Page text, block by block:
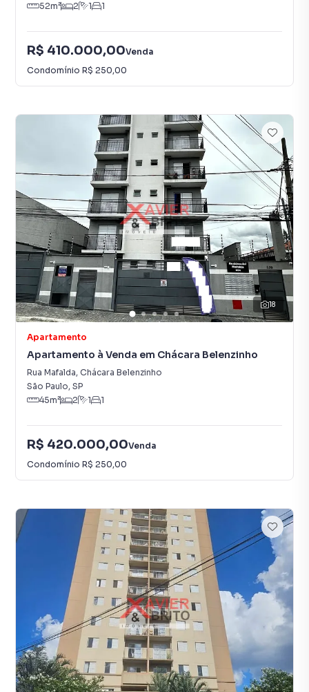
52m² 2 1 1
R$ 410.000,00Venda
Condomínio R$ 250,00
18
Apartamento
Apartamento à Venda em Chácara Belenzinho
Rua Mafalda, Chácara Belenzinho
São Paulo, SP
45m² 2 1 1
R$ 420.000,00Venda
Condomínio R$ 250,00